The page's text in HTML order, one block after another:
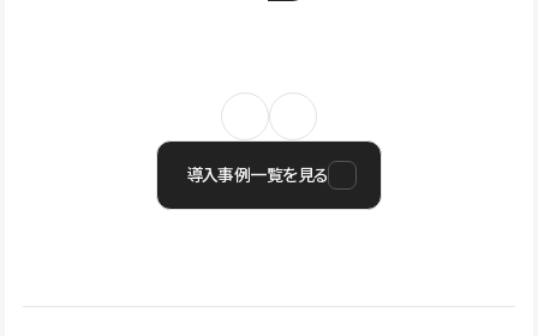
導入事例一覧を見る